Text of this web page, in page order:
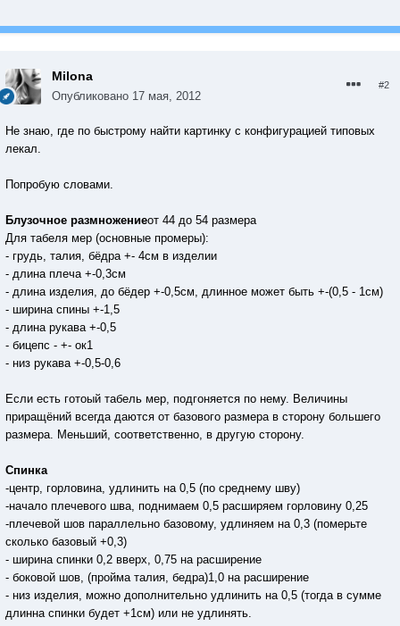
Milona
Опубликовано 17 мая, 2012
#2
Не знаю, где по быстрому найти картинку с конфигурацией типовых
лекал.
Попробую словами.
Блузочное размножениеот 44 до 54 размера
Для табеля мер (основные промеры):
- грудь, талия, бёдра +- 4см в изделии
- длина плеча +-0,3см
- длина изделия, до бёдер +-0,5см, длинное может быть +-(0,5 - 1см)
- ширина спины +-1,5
- длина рукава +-0,5
- бицепс - +- ок1
- низ рукава +-0,5-0,6
Если есть готоый табель мер, подгоняется по нему. Величины
приращёний всегда даются от базового размера в сторону большего
размера. Меньший, соответственно, в другую сторону.
Спинка
-центр, горловина, удлинить на 0,5 (по среднему шву)
-начало плечевого шва, поднимаем 0,5 расширяем горловину 0,25
-плечевой шов параллельно базовому, удлиняем на 0,3 (померьте
сколько базовый +0,3)
- ширина спинки 0,2 вверх, 0,75 на расширение
- боковой шов, (пройма талия, бедра)1,0 на расширение
- низ изделия, можно дополнительно удлинить на 0,5 (тогда в сумме
длинна спинки будет +1см) или не удлинять.